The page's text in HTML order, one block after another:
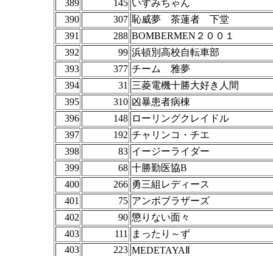
389 145 いずみちゃん
390
307 恥威夢 茶蓮者 下堂
391
288 BOMBERMEN２００１
392
99 浜頓別高校自転車部
393
377 チーム 雅夢
394
31 三菱電機十勝大好き人間
395
310 凶暴患者病棟
396
148 ローリングクレイドル
397
192 チャリンコ・チエ
398
83 イージーライダー
399
68 十勝勤医協B
400
266 勇三組レディース
401
75 アンボブラザーズ
402
90 懲りない面々
403
111
まったり～ず
403
223 MEDETAYAⅡ